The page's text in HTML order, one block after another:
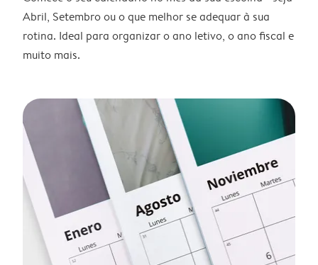
Abril, Setembro ou o que melhor se adequar à sua
rotina. Ideal para organizar o ano letivo, o ano fiscal e
muito mais.